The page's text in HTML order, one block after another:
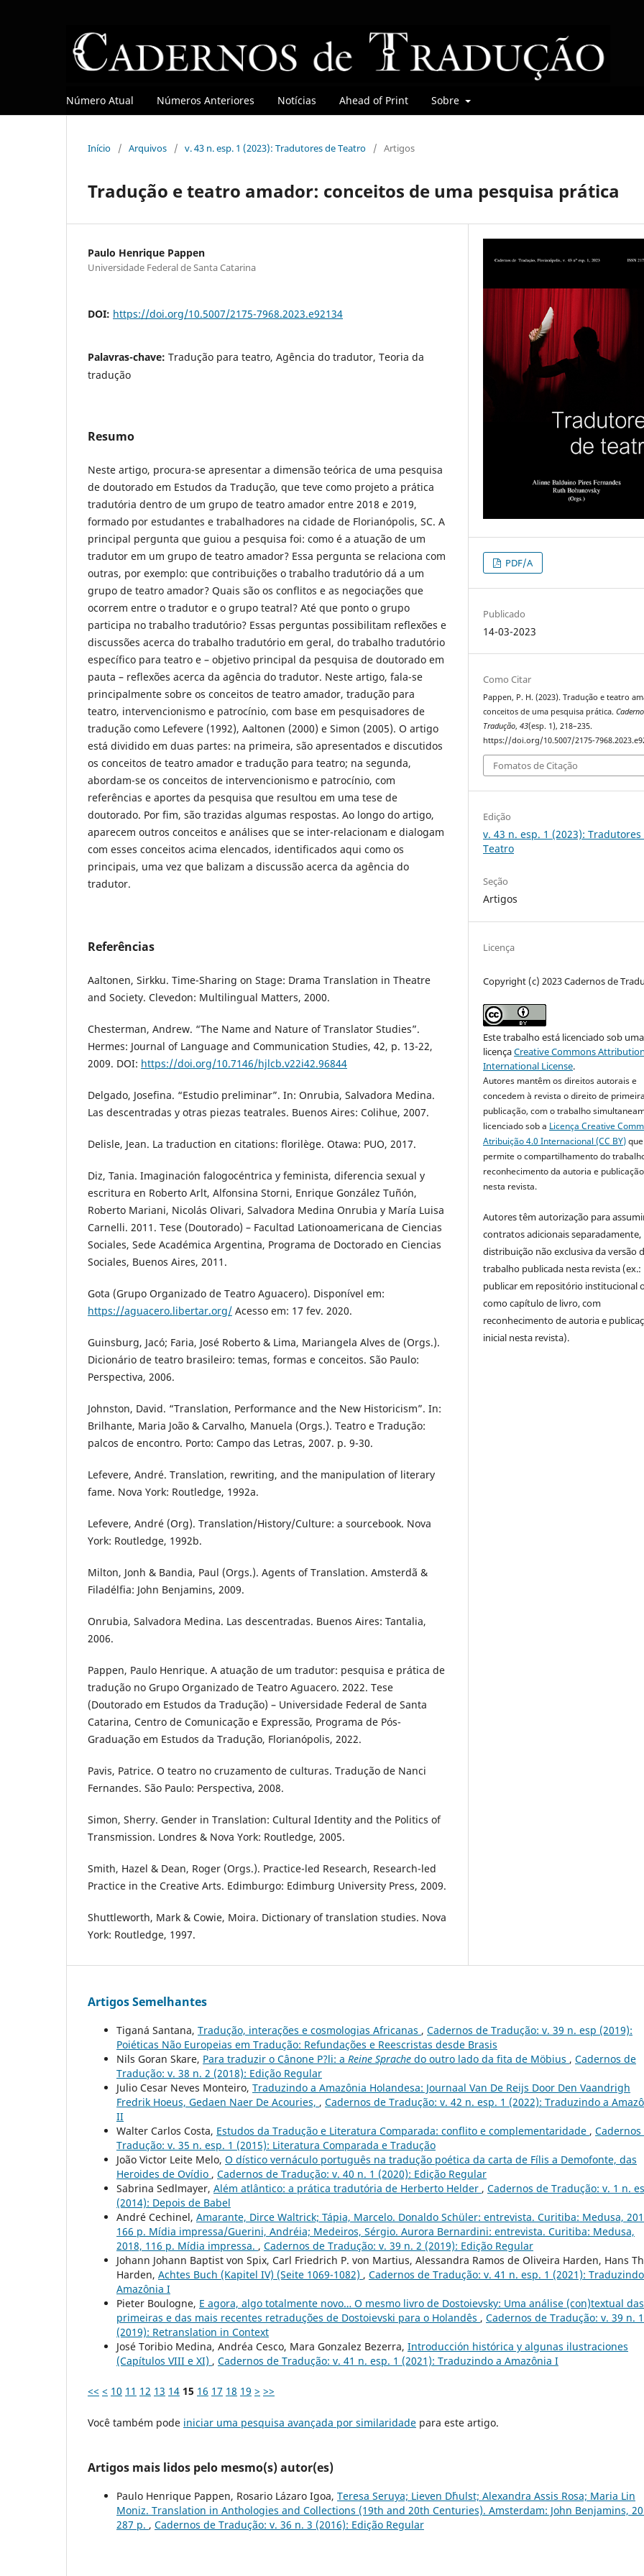
Número Atual Números Anteriores Notícias Ahead of Print Sobre
Início / Arquivos / v. 43 n. esp. 1 (2023): Tradutores de Teatro / Artigos
Tradução e teatro amador: conceitos de uma pesquisa prática
Paulo Henrique Pappen
Universidade Federal de Santa Catarina
DOI: https://doi.org/10.5007/2175-7968.2023.e92134
Palavras-chave: Tradução para teatro, Agência do tradutor, Teoria da
tradução
Resumo
Neste artigo, procura-se apresentar a dimensão teórica de uma pesquisa
de doutorado em Estudos da Tradução, que teve como projeto a prática
tradutória dentro de um grupo de teatro amador entre 2018 e 2019,
formado por estudantes e trabalhadores na cidade de Florianópolis, SC. A
principal pergunta que guiou a pesquisa foi: como é a atuação de um
tradutor em um grupo de teatro amador? Essa pergunta se relaciona com
outras, por exemplo: que contribuições o trabalho tradutório dá a um
grupo de teatro amador? Quais são os conflitos e as negociações que
ocorrem entre o tradutor e o grupo teatral? Até que ponto o grupo
participa no trabalho tradutório? Essas perguntas possibilitam reflexões e
discussões acerca do trabalho tradutório em geral, do trabalho tradutório
específico para teatro e – objetivo principal da pesquisa de doutorado em
pauta – reflexões acerca da agência do tradutor. Neste artigo, fala-se
principalmente sobre os conceitos de teatro amador, tradução para
teatro, intervencionismo e patrocínio, com base em pesquisadores de
tradução como Lefevere (1992), Aaltonen (2000) e Simon (2005). O artigo
está dividido em duas partes: na primeira, são apresentados e discutidos
os conceitos de teatro amador e tradução para teatro; na segunda,
abordam-se os conceitos de intervencionismo e patrocínio, com
referências e aportes da pesquisa que resultou em uma tese de
doutorado. Por fim, são trazidas algumas respostas. Ao longo do artigo,
aparecem outros conceitos e análises que se inter-relacionam e dialogam
com esses conceitos acima elencados, identificados aqui como os
principais, uma vez que balizam a discussão acerca da agência do
tradutor.
Referências
Aaltonen, Sirkku. Time-Sharing on Stage: Drama Translation in Theatre
and Society. Clevedon: Multilingual Matters, 2000.
Chesterman, Andrew. “The Name and Nature of Translator Studies”.
Hermes: Journal of Language and Communication Studies, 42, p. 13-22,
2009. DOI: https://doi.org/10.7146/hjlcb.v22i42.96844
Delgado, Josefina. “Estudio preliminar”. In: Onrubia, Salvadora Medina.
Las descentradas y otras piezas teatrales. Buenos Aires: Colihue, 2007.
Delisle, Jean. La traduction en citations: florilège. Otawa: PUO, 2017.
Diz, Tania. Imaginación falogocéntrica y feminista, diferencia sexual y
escritura en Roberto Arlt, Alfonsina Storni, Enrique González Tuñón,
Roberto Mariani, Nicolás Olivari, Salvadora Medina Onrubia y María Luisa
Carnelli. 2011. Tese (Doutorado) – Facultad Lationoamericana de Ciencias
Sociales, Sede Académica Argentina, Programa de Doctorado en Ciencias
Sociales, Buenos Aires, 2011.
Gota (Grupo Organizado de Teatro Aguacero). Disponível em:
https://aguacero.libertar.org/ Acesso em: 17 fev. 2020.
Guinsburg, Jacó; Faria, José Roberto & Lima, Mariangela Alves de (Orgs.).
Dicionário de teatro brasileiro: temas, formas e conceitos. São Paulo:
Perspectiva, 2006.
Johnston, David. “Translation, Performance and the New Historicism”. In:
Brilhante, Maria João & Carvalho, Manuela (Orgs.). Teatro e Tradução:
palcos de encontro. Porto: Campo das Letras, 2007. p. 9-30.
Lefevere, André. Translation, rewriting, and the manipulation of literary
fame. Nova York: Routledge, 1992a.
Lefevere, André (Org). Translation/History/Culture: a sourcebook. Nova
York: Routledge, 1992b.
Milton, Jonh & Bandia, Paul (Orgs.). Agents of Translation. Amsterdã &
Filadélfia: John Benjamins, 2009.
Onrubia, Salvadora Medina. Las descentradas. Buenos Aires: Tantalia,
2006.
Pappen, Paulo Henrique. A atuação de um tradutor: pesquisa e prática de
tradução no Grupo Organizado de Teatro Aguacero. 2022. Tese
(Doutorado em Estudos da Tradução) – Universidade Federal de Santa
Catarina, Centro de Comunicação e Expressão, Programa de Pós-
Graduação em Estudos da Tradução, Florianópolis, 2022.
Pavis, Patrice. O teatro no cruzamento de culturas. Tradução de Nanci
Fernandes. São Paulo: Perspectiva, 2008.
Simon, Sherry. Gender in Translation: Cultural Identity and the Politics of
Transmission. Londres & Nova York: Routledge, 2005.
Smith, Hazel & Dean, Roger (Orgs.). Practice-led Research, Research-led
Practice in the Creative Arts. Edimburgo: Edimburg University Press, 2009.
Shuttleworth, Mark & Cowie, Moira. Dictionary of translation studies. Nova
York: Routledge, 1997.
PDF/A
Publicado
14-03-2023
Como Citar
Pappen, P. H. (2023). Tradução e teatro
conceitos de uma pesquisa prática.
Tradução,43(esp. 1), 218–235.
https://doi.org/10.5007/2175-
Fomatos de Citação
Edição
v. 43 n. esp. 1 (2023): Tradutores
Teatro
Seção
Artigos
Licença
Copyright (c) 2023 Cadernos de
Este trabalho está licenciado sob uma
licençaCreative Commons
International License.
Autores mantêm os direitos autorais e
concedem à revista o direito de
publicação, com o trabalho
licenciado sob a Licença Creative
Atribuição 4.0 Internacional (CC BY)que
permite o compartilhamento do
reconhecimento da autoria e
nesta revista.
Autores têm autorização para
contratos adicionais separadamente,
distribuição não exclusiva da versão
trabalho publicada nesta revista (ex.:
publicar em repositório institucional
como capítulo de livro, com
reconhecimento de autoria e
inicial nesta revista).
Artigos Semelhantes
Tiganá Santana, Tradução, interações e cosmologias Africanas , Cadernos de Tradução: v. 39 n. esp (2019):
Poiéticas Não Europeias em Tradução: Refundações e Reescristas desde Brasis
Nils Goran Skare, Para traduzir o Cânone P?li: a Reine Sprache do outro lado da fita de Möbius , Cadernos de
Tradução: v. 38 n. 2 (2018): Edição Regular
Julio Cesar Neves Monteiro, Traduzindo a Amazônia Holandesa: Journaal Van De Reijs Door Den Vaandrigh
Fredrik Hoeus, Gedaen Naer De Acouries, , Cadernos de Tradução: v. 42 n. esp. 1 (2022): Traduzindo a
II
Walter Carlos Costa, Estudos da Tradução e Literatura Comparada: conflito e complementaridade , Cadernos
Tradução: v. 35 n. esp. 1 (2015): Literatura Comparada e Tradução
João Victor Leite Melo, O dístico vernáculo português na tradução poética da carta de Fílis a Demofonte, das
Heroides de Ovídio , Cadernos de Tradução: v. 40 n. 1 (2020): Edição Regular
Sabrina Sedlmayer, Além atlântico: a prática tradutória de Herberto Helder , Cadernos de Tradução: v. 1 n.
(2014): Depois de Babel
André Cechinel, Amarante, Dirce Waltrick; Tápia, Marcelo. Donaldo Schüler: entrevista. Curitiba: Medusa,
166 p. Mídia impressa/Guerini, Andréia; Medeiros, Sérgio. Aurora Bernardini: entrevista. Curitiba: Medusa,
2018, 116 p. Mídia impressa. , Cadernos de Tradução: v. 39 n. 2 (2019): Edição Regular
Johann Johann Baptist von Spix, Carl Friedrich P. von Martius, Alessandra Ramos de Oliveira Harden, Hans
Harden, Achtes Buch (Kapitel IV) (Seite 1069-1082) , Cadernos de Tradução: v. 41 n. esp. 1 (2021):
Amazônia I
Pieter Boulogne, E agora, algo totalmente novo… O mesmo livro de Dostoievsky: Uma análise (con)textual das
primeiras e das mais recentes retraduções de Dostoievski para o Holandês , Cadernos de Tradução: v. 39 n. 1
(2019): Retranslation in Context
José Toribio Medina, Andréa Cesco, Mara Gonzalez Bezerra, Introducción histórica y algunas ilustraciones
(Capítulos VIII e XI) , Cadernos de Tradução: v. 41 n. esp. 1 (2021): Traduzindo a Amazônia I
<< < 10 11 12 13 14 15 16 17 18 19 > >>
Você também pode iniciar uma pesquisa avançada por similaridade para este artigo.
Artigos mais lidos pelo mesmo(s) autor(es)
Paulo Henrique Pappen, Rosario Lázaro Igoa, Teresa Seruya; Lieven D´hulst; Alexandra Assis Rosa; Maria Lin
Moniz. Translation in Anthologies and Collections (19th and 20th Centuries). Amsterdam: John Benjamins,
287 p. , Cadernos de Tradução: v. 36 n. 3 (2016): Edição Regular